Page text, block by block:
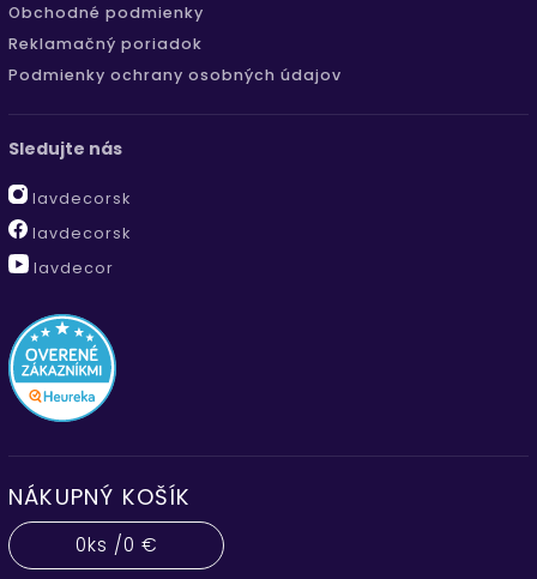
Obchodné podmienky
Reklamačný poriadok
Podmienky ochrany osobných údajov
Sledujte nás
lavdecorsk
lavdecorsk
lavdecor
NÁKUPNÝ KOŠÍK
0ks /0 €